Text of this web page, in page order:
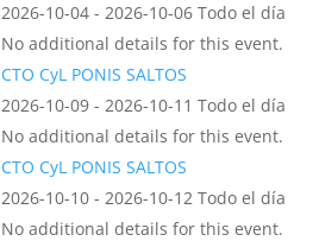
2026-10-04 - 2026-10-06 Todo el día
No additional details for this event.
CTO CyL PONIS SALTOS
2026-10-09 - 2026-10-11 Todo el día
No additional details for this event.
CTO CyL PONIS SALTOS
2026-10-10 - 2026-10-12 Todo el día
No additional details for this event.